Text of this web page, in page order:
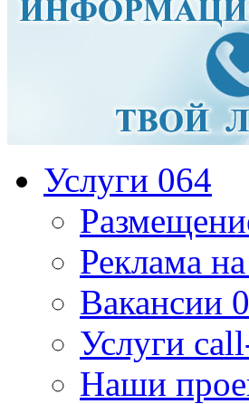
Услуги 064
Реклама
Вакансии
Услуги
Наши